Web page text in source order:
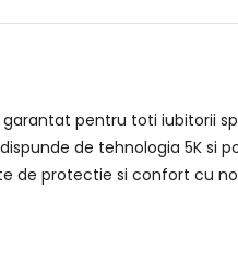
pentru toti iubitorii
de tehnologia 5K si
protectie si confort cu